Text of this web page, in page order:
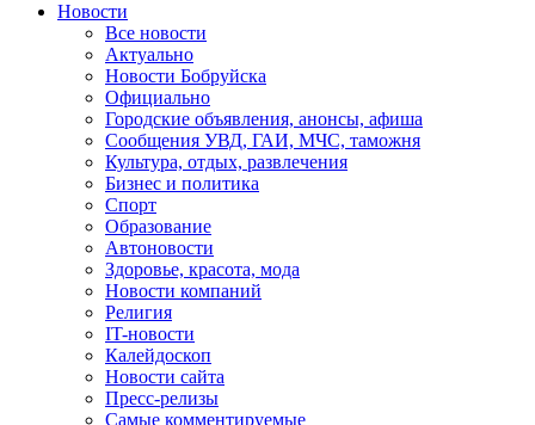
Новости
Все новости
Актуально
Новости Бобруйска
Официально
Городские объявления, анонсы, афиша
Сообщения УВД, ГАИ, МЧС, таможня
Культура, отдых, развлечения
Бизнес и политика
Спорт
Образование
Автоновости
Здоровье, красота, мода
Новости компаний
Религия
IT-новости
Калейдоскоп
Новости сайта
Пресс-релизы
Самые комментируемые